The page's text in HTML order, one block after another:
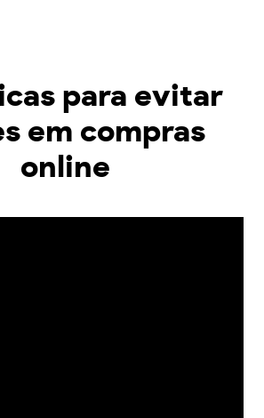
para evitar
em compras
online